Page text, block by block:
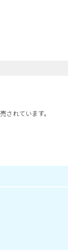
れています。